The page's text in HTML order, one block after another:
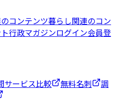
コンテンツ暮らし関連のコン
行政マガジンログイン会員登
サービス比較 無料名刺
調